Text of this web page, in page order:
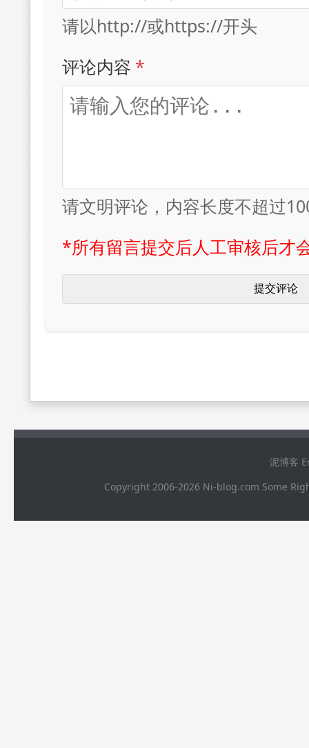
请以http://或https://开头
评论内容 *
请文明评论，内容长度不超过
*所有留言提交后人工审核后才
泥博客
Copyright 2006-2026 Ni-blog.com Some